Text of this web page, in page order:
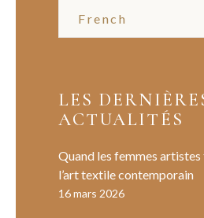
LES
ACTUALITÉS
Quand les femmes
l’art textile contemporain
16 mars 2026